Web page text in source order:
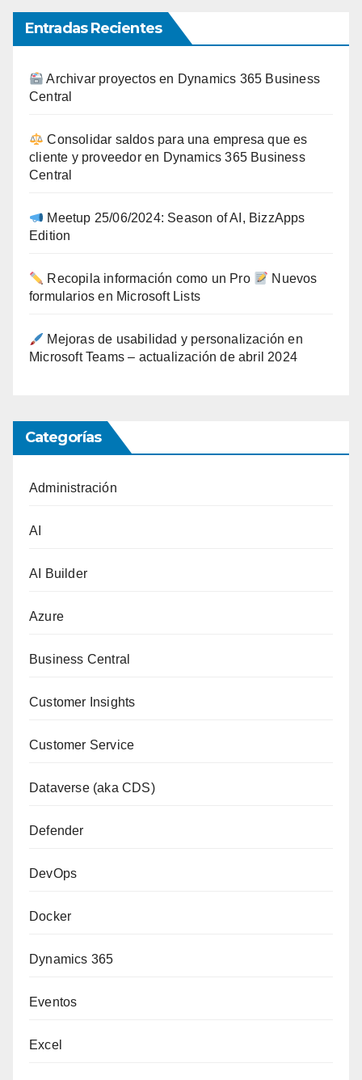
Entradas Recientes
Archivar proyectos en Dynamics 365 Business
Central
Consolidar saldos para una empresa que es
cliente y proveedor en Dynamics 365 Business
Central
Meetup 25/06/2024: Season of AI, BizzApps
Edition
Recopila información como un Pro
Nuevos
formularios en Microsoft Lists
Mejoras de usabilidad y personalización en
Microsoft Teams – actualización de abril 2024
Categorías
Administración
AI
AI Builder
Azure
Business Central
Customer Insights
Customer Service
Dataverse (aka CDS)
Defender
DevOps
Docker
Dynamics 365
Eventos
Excel